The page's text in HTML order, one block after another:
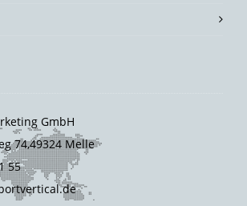
GmbH
74,49324 Melle
55